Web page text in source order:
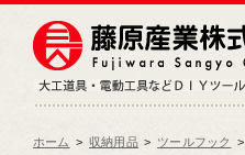
ホーム > 収納用品 > ツールフック >